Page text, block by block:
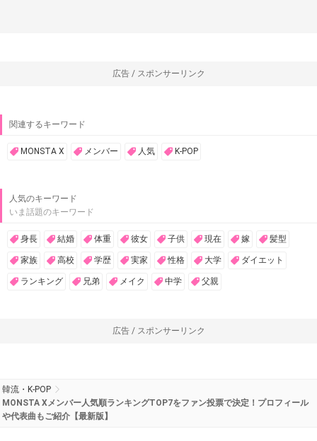
広告 / スポンサーリンク
関連するキーワード
MONSTA X メンバー 人気 K-POP
人気のキーワード
いま話題のキーワード
身長 結婚 体重 彼女 子供 現在 嫁 髪型
家族 高校 学歴 実家 性格 大学 ダイエット
ランキング 兄弟 メイク 中学 父親
広告 / スポンサーリンク
韓流・K-POP
MONSTA Xメンバー人気順ランキングTOP7をファン投票で決定！プロフィール
や代表曲もご紹介【最新版】